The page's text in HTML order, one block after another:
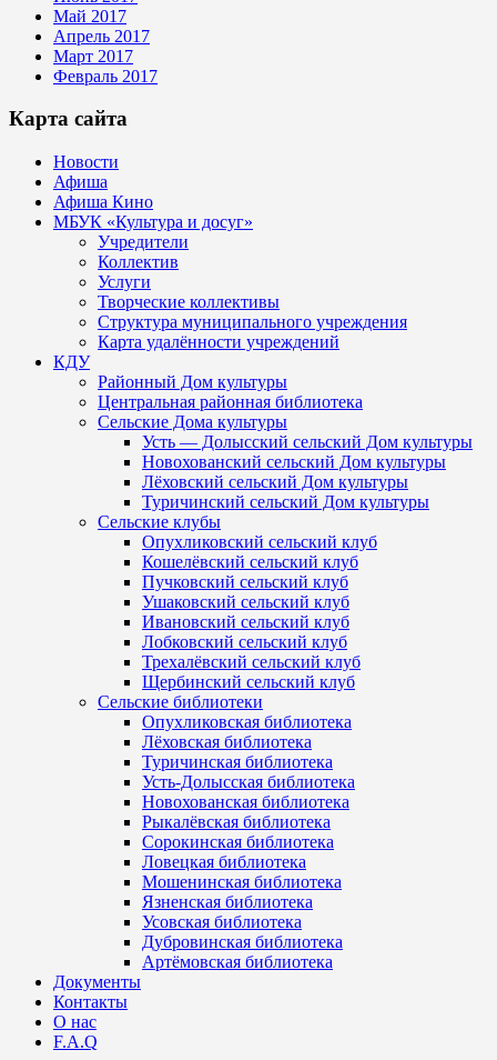
Май 2017
Апрель 2017
Март 2017
Февраль 2017
Карта сайта
Новости
Афиша
Афиша Кино
МБУК «Культура и досуг»
Учредители
Коллектив
Услуги
Творческие коллективы
Структура муниципального учреждения
Карта удалённости учреждений
КДУ
Районный Дом культуры
Центральная районная библиотека
Сельские Дома культуры
Усть — Долысский сельский Дом культуры
Новохованский сельский Дом культуры
Лёховский сельский Дом культуры
Туричинский сельский Дом культуры
Сельские клубы
Опухликовский сельский клуб
Кошелёвский сельский клуб
Пучковский сельский клуб
Ушаковский сельский клуб
Ивановский сельский клуб
Лобковский сельский клуб
Трехалёвский сельский клуб
Щербинский сельский клуб
Сельские библиотеки
Опухликовская библиотека
Лёховская библиотека
Туричинская библиотека
Усть-Долысская библиотека
Новохованская библиотека
Рыкалёвская библиотека
Сорокинская библиотека
Ловецкая библиотека
Мошенинская библиотека
Язненская библиотека
Усовская библиотека
Дубровинская библиотека
Артёмовская библиотека
Документы
Контакты
О нас
F.A.Q